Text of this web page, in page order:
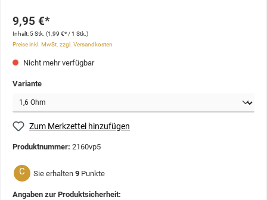
9,95 €*
Inhalt:5 Stk. (1,99 €* / 1 Stk.)
Preise inkl. MwSt. zzgl. Versandkosten
Nicht mehr verfügbar
Variante
Zum Merkzettel hinzufügen
Produktnummer: 2160vp5
C Sie erhalten 9 Punkte
Angaben zur Produktsicherheit: